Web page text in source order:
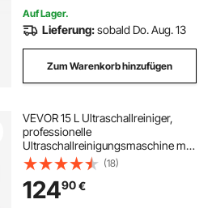
Auf Lager.
Lieferung:sobald Do. Aug. 13
Zum Warenkorb hinzufügen
VEVOR 15 L Ultraschallreiniger,
professionelle
Ultraschallreinigungsmaschine mit
Reinigungskorb & Digitalanzeige,
240 W Edelstahl 40 kHz Industrielle
Reinigungsmaschine für Teile
Vergaser Instrumente
(18)
12490€